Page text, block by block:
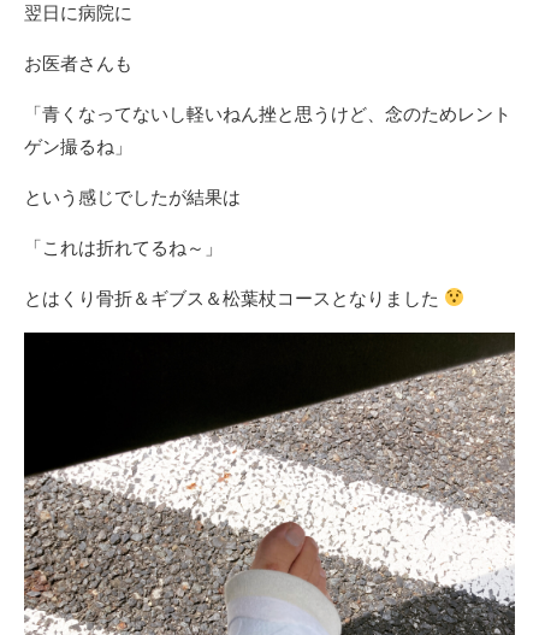
翌日に病院に
お医者さんも
「青くなってないし軽いねん挫と思うけど、念のためレント
ゲン撮るね」
という感じでしたが結果は
「これは折れてるね～」
とはくり骨折＆ギブス＆松葉杖コースとなりました